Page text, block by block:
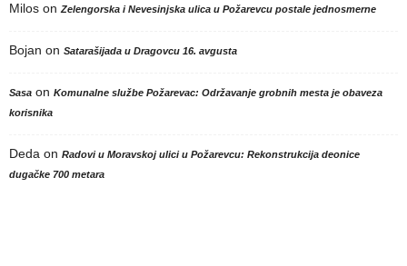
Milos on Zelengorska i Nevesinjska ulica u Požarevcu postale jednosmerne
Bojan on Satarašijada u Dragovcu 16. avgusta
Sasa on Komunalne službe Požarevac: Održavanje grobnih mesta je obaveza
korisnika
Deda on Radovi u Moravskoj ulici u Požarevcu: Rekonstrukcija deonice
dugačke 700 metara